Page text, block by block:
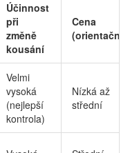
Účinnost
při
změně
kousání
Cena
(orientačně)
Velmi
vysoká
(nejlepší
kontrola)
Nízká až
střední